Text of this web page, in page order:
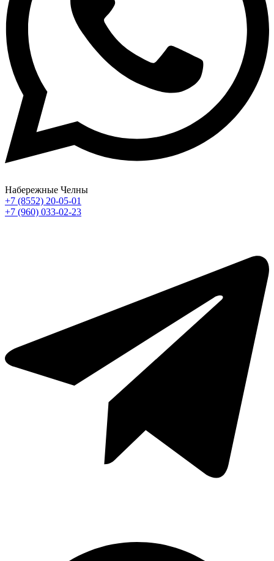
Набережные Челны
+7 (8552) 20-05-01
+7 (960) 033-02-23